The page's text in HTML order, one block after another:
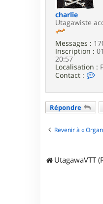
g
a
l
_
charlie
Utagawiste
Messages :
Inscription :
20:57
Localisation :
Contact :
c
e
a
Répondre
Revenir à «
UtagawaVTT